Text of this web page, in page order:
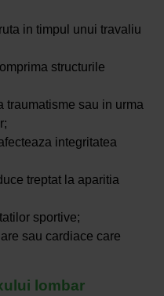
in timpul unui travaliu
structurile
traumatisme sau in urma
integritatea
treptat la aparitia
sportive;
sau cardiace care
lombar